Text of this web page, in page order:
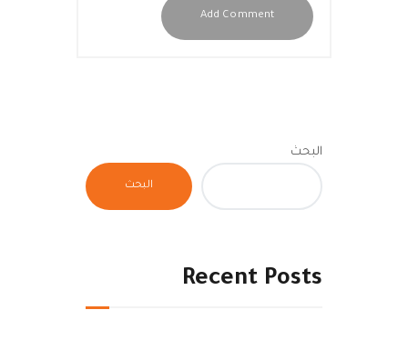
البحث
البحث
Recent Posts